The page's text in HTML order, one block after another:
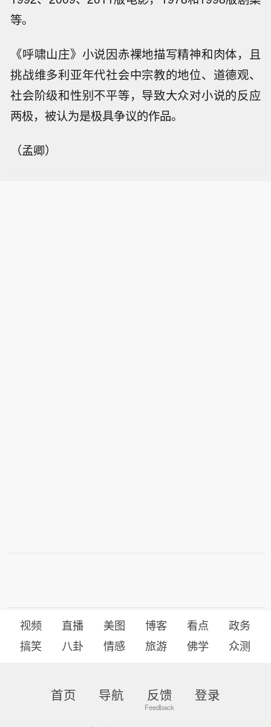
等。
《呼啸山庄》小说因赤裸地描写精神和肉体，且
挑战维多利亚年代社会中宗教的地位、道德观、
社会阶级和性别不平等，导致大众对小说的反应
两极，被认为是极具争议的作品。
（孟卿）
视频 直播 美图 博客 看点
政务
搞笑
八卦 情感 旅游 佛学 众测
首页 导航 反馈 登录